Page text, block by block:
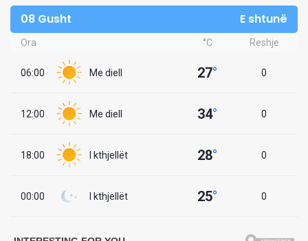
08 Gusht E shtunë
Ora °C Reshje
06:00 Me diell 27° 0
12:00 Me diell 34° 0
18:00 I kthjellët 28° 0
00:00 I kthjellët 25° 0